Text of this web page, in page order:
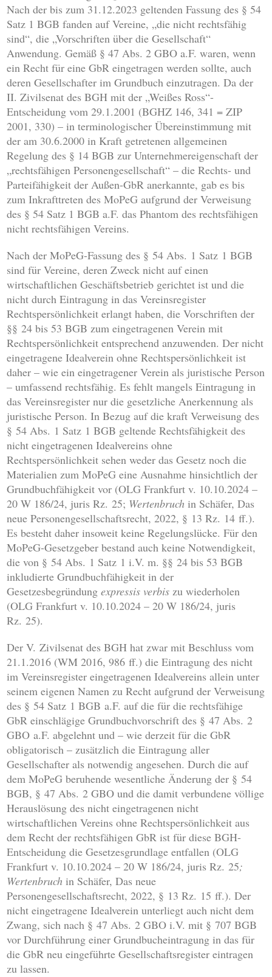
Nach der bis zum 31.12.2023 geltenden Fassung des § 54
Satz 1 BGB fanden auf Vereine, „die nicht rechtsfähig
sind“, die „Vorschriften über die Gesellschaft“
Anwendung. Gemäß § 47 Abs. 2 GBO a.F. waren, wenn
ein Recht für eine GbR eingetragen werden sollte, auch
deren Gesellschafter im Grundbuch einzutragen. Da der
II. Zivilsenat des BGH mit der „Weißes Ross“-
Entscheidung vom 29.1.2001 (BGHZ 146, 341 = ZIP
2001, 330) – in terminologischer Übereinstimmung mit
der am 30.6.2000 in Kraft getretenen allgemeinen
Regelung des § 14 BGB zur Unternehmereigenschaft der
„rechtsfähigen Personengesellschaft“ – die Rechts- und
Parteifähigkeit der Außen-GbR anerkannte, gab es bis
zum Inkrafttreten des MoPeG aufgrund der Verweisung
des § 54 Satz 1 BGB a.F. das Phantom des rechtsfähigen
nicht rechtsfähigen Vereins.
Nach der MoPeG-Fassung des § 54 Abs. 1 Satz 1 BGB
sind für Vereine, deren Zweck nicht auf einen
wirtschaftlichen Geschäftsbetrieb gerichtet ist und die
nicht durch Eintragung in das Vereinsregister
Rechtspersönlichkeit erlangt haben, die Vorschriften der
§§ 24 bis 53 BGB zum eingetragenen Verein mit
Rechtspersönlichkeit entsprechend anzuwenden. Der nicht
eingetragene Idealverein ohne Rechtspersönlichkeit ist
daher – wie ein eingetragener Verein als juristische Person
– umfassend rechtsfähig. Es fehlt mangels Eintragung in
das Vereinsregister nur die gesetzliche Anerkennung als
juristische Person. In Bezug auf die kraft Verweisung des
§ 54 Abs. 1 Satz 1 BGB geltende Rechtsfähigkeit des
nicht eingetragenen Idealvereins ohne
Rechtspersönlichkeit sehen weder das Gesetz noch die
Materialien zum MoPeG eine Ausnahme hinsichtlich der
Grundbuchfähigkeit vor (OLG Frankfurt v. 10.10.2024 –
20 W 186/24, juris Rz. 25; Wertenbruch in Schäfer, Das
neue Personengesellschaftsrecht, 2022, § 13 Rz. 14 ff.).
Es besteht daher insoweit keine Regelungslücke. Für den
MoPeG-Gesetzgeber bestand auch keine Notwendigkeit,
die von § 54 Abs. 1 Satz 1 i.V. m. §§ 24 bis 53 BGB
inkludierte Grundbuchfähigkeit in der
Gesetzesbegründungexpressis verbis zu wiederholen
(OLG Frankfurt v. 10.10.2024 – 20 W 186/24, juris
Rz. 25).
Der V. Zivilsenat des BGH hat zwar mit Beschluss vom
21.1.2016 (WM 2016, 986 ff.) die Eintragung des nicht
im Vereinsregister eingetragenen Idealvereins allein unter
seinem eigenen Namen zu Recht aufgrund der Verweisung
des § 54 Satz 1 BGB a.F. auf die für die rechtsfähige
GbR einschlägige Grundbuchvorschrift des § 47 Abs. 2
GBO a.F. abgelehnt und – wie derzeit für die GbR
obligatorisch – zusätzlich die Eintragung aller
Gesellschafter als notwendig angesehen. Durch die auf
dem MoPeG beruhende wesentliche Änderung der § 54
BGB, § 47 Abs. 2 GBO und die damit verbundene völlige
Herauslösung des nicht eingetragenen nicht
wirtschaftlichen Vereins ohne Rechtspersönlichkeit aus
dem Recht der rechtsfähigen GbR ist für diese BGH-
Entscheidung die Gesetzesgrundlage entfallen (OLG
Frankfurt v. 10.10.2024 – 20 W 186/24, juris Rz. 25;
Wertenbruch in Schäfer, Das neue
Personengesellschaftsrecht, 2022, § 13 Rz. 15 ff.). Der
nicht eingetragene Idealverein unterliegt auch nicht dem
Zwang, sich nach § 47 Abs. 2 GBO i.V. mit § 707 BGB
vor Durchführung einer Grundbucheintragung in das für
die GbR neu eingeführte Gesellschaftsregister eintragen
zu lassen.